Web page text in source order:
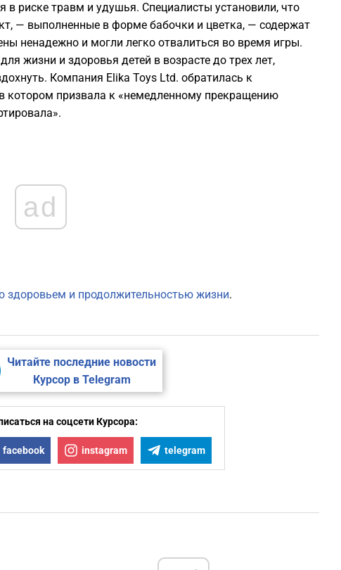
в риске травм и удушья. Специалисты установили, что
— выполненные в форме бабочки и цветка, — содержат
ненадежно и могли легко отвалиться во время игры.
жизни и здоровья детей в возрасте до трех лет,
Компания Elika Toys Ltd. обратилась к
котором призвала к «немедленному прекращению
ad
здоровьем и продолжительностью жизни.
Читайте последние новости
Курсор в Telegram
на соцсети Курсора:
facebook instagram telegram